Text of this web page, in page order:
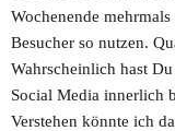
Wochenende
Besucher so nutzen.
Wahrscheinlich hast
Social Media innerlich
Verstehen könnte ich